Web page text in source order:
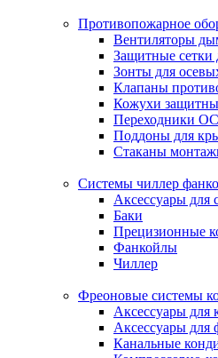
Противопожарное
Вентиляторы
Защитные сетки
Зонты для
Клапаны
Кожухи
Переходники
Поддоны для
Стаканы
Системы чиллер
Аксессуары для
Баки
Прецизионные
Фанкойлы
Чиллер
Фреоновые системы
Аксессуары для
Аксессуары для
Канальные